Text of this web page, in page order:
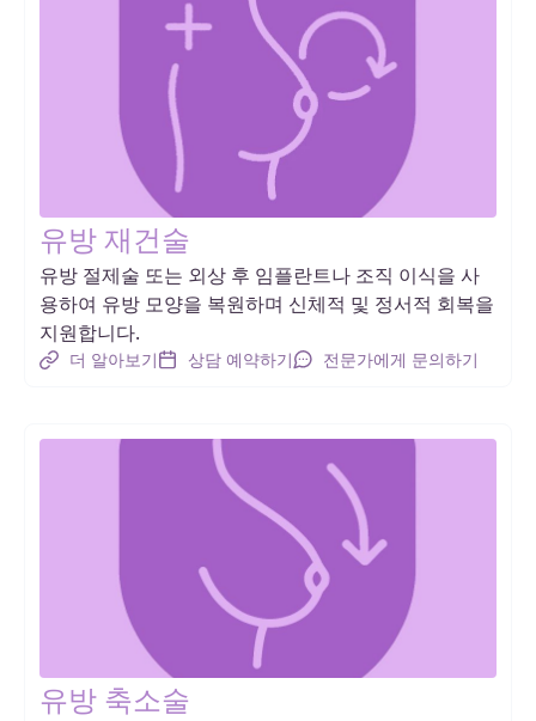
유방 재건술
유방 절제술 또는 외상 후 임플란트나 조직 이식을 사
용하여 유방 모양을 복원하며 신체적 및 정서적 회복을
지원합니다.
더 알아보기 상담 예약하기 전문가에게 문의하기
유방 축소술